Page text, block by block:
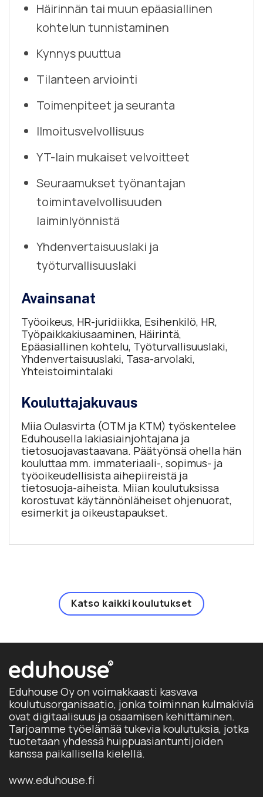
Häirinnän tai muun epäasiallinen
kohtelun tunnistaminen
Kynnys puuttua
Tilanteen arviointi
Toimenpiteet ja seuranta
Ilmoitusvelvollisuus
YT-lain mukaiset velvoitteet
Seuraamukset työnantajan
toimintavelvollisuuden
laiminlyönnistä
Yhdenvertaisuuslaki ja
työturvallisuuslaki
Avainsanat
Työoikeus, HR-juridiikka, Esihenkilö, HR,
Työpaikkakiusaaminen, Häirintä,
Epäasiallinen kohtelu, Työturvallisuuslaki,
Yhdenvertaisuuslaki, Tasa-arvolaki,
Yhteistoimintalaki
Kouluttajakuvaus
Miia Oulasvirta (OTM ja KTM) työskentelee
Eduhousella lakiasiainjohtajana ja
tietosuojavastaavana. Päätyönsä ohella hän
kouluttaa mm. immateriaali-, sopimus- ja
työoikeudellisista aihepiireistä ja
tietosuoja-aiheista. Miian koulutuksissa
korostuvat käytännönläheiset ohjenuorat,
esimerkit ja oikeustapaukset.
Katso kaikki koulutukset
Eduhouse Oy on voimakkaasti kasvava
koulutusorganisaatio, jonka toiminnan kulmakiviä
ovat digitaalisuus ja osaamisen kehittäminen.
Tarjoamme työelämää tukevia koulutuksia, jotka
tuotetaan yhdessä huippuasiantuntijoiden
kanssa paikallisella kielellä.
www.eduhouse.fi